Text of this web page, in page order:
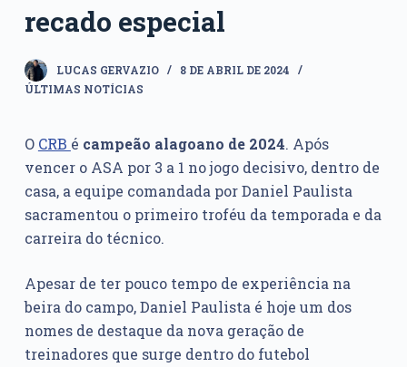
recado especial
LUCAS GERVAZIO
8 DE ABRIL DE 2024
ÚLTIMAS NOTÍCIAS
O CRB é campeão alagoano de 2024. Após
vencer o ASA por 3 a 1 no jogo decisivo, dentro de
casa, a equipe comandada por Daniel Paulista
sacramentou o primeiro troféu da temporada e da
carreira do técnico.
Apesar de ter pouco tempo de experiência na
beira do campo, Daniel Paulista é hoje um dos
nomes de destaque da nova geração de
treinadores que surge dentro do futebol